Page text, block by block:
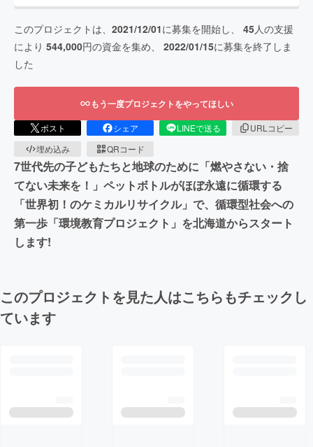
このプロジェクトは、 2021/12/01に募集を開始し、 45人の支援
により 544,000円の資金を集め、 2022/01/15に募集を終了しま
した
もう一度プロジェクトをやってほしい
ポスト シェア LINEで送る
URLコピー
埋め込み
QRコード
7世代先の子どもたちと地球のために「燃やさない・捨
てない未来を！」ペットボトルがほぼ永遠に循環する
「世界初！のケミカルリサイクル」で、循環型社会への
第一歩「環境教育プロジェクト」を北海道からスタート
します!
このプロジェクトを見た人はこちらもチェックし
ています